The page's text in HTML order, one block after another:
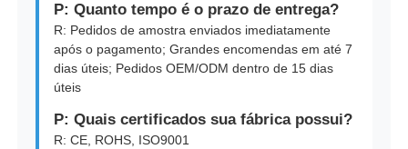
P: Quanto tempo é o prazo de entrega?
R: Pedidos de amostra enviados imediatamente
após o pagamento; Grandes encomendas em até 7
dias úteis; Pedidos OEM/ODM dentro de 15 dias
úteis
P: Quais certificados sua fábrica possui?
R: CE, ROHS, ISO9001